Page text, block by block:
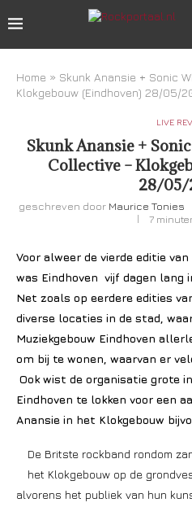
Home » Skunk Anansie + Sonic
Klokgebouw (Eindhoven) 28/05/
LIVE
Skunk Anansie +
Collective –
28/05/
geschreven door Maurice Tonies
7
Voor alweer de vierde editie
was Eindhoven vijf dagen lang
Net zoals op eerdere edities
diverse locaties in de stad,
Muziekgebouw Eindhoven
om bij te wonen, waarvan er
Ook wist de organisatie grote
Eindhoven te lokken voor een
Anansie in het Klokgebouw
De Britste rockband rondom
het Klokgebouw op de
alvorens het publiek van hun